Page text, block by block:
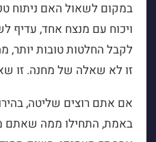
במקום לשאול האם ניתוח
ויכוח עם מנצח אחד, עדיף
לקבל החלטות טובות יותר,
זו לא שאלה של מחנה. זו
אם אתם רוצים שליטה,
באמת, התחילו ממה שאתם